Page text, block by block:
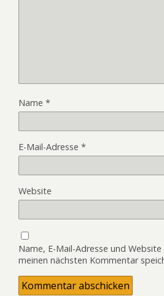
Name *
E-Mail-Adresse *
Website
Name, E-Mail-Adresse und
meinen nächsten Kommentar